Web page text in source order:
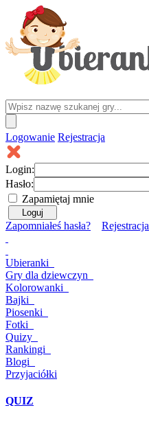
Logowanie Rejestracja
Login:
Hasło:
Zapamiętaj mnie
Zapomniałeś hasła? Rejestracja
Ubieranki
Gry dla dziewczyn
Kolorowanki
Bajki
Piosenki
Fotki
Quizy
Rankingi
Blogi
Przyjaciółki
QUIZ